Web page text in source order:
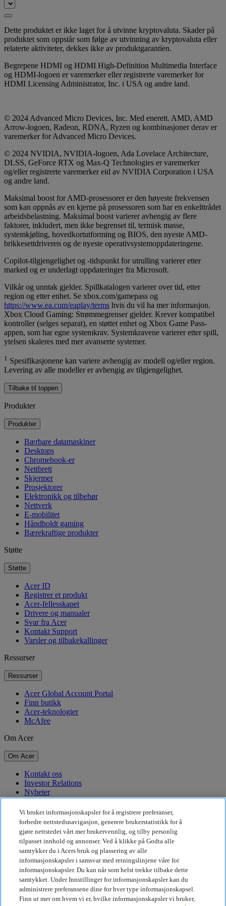
Dette produktet er ikke laget for å utvinne kryptovaluta. Skader på
produktet som oppstår som følge av utvinning av kryptovaluta eller
relaterte aktiviteter, dekkes ikke av produktgarantien.
Begrepene HDMI og HDMI High-Definition Multimedia Interface
og HDMI-logoen er varemerker eller registrerte varemerker for
HDMI Licensing Administrator, Inc. i USA og andre land.
© 2024 Advanced Micro Devices, Inc. Med enerett. AMD, AMD
Arrow-logoen, Radeon, RDNA, Ryzen og kombinasjoner derav er
varemerker for Advanced Micro Devices.
© 2024 NVIDIA, NVIDIA-logoen, Ada Lovelace Architecture,
DLSS, GeForce RTX og Max-Q Technologies er varemerker
og/eller registrerte varemerker eid av NVIDIA Corporation i USA
og andre land.
Maksimal boost for AMD-prosessorer er den høyeste frekvensen
som kan oppnås av en kjerne på prosessoren som har en enkelttrådet
arbeidsbelastning. Maksimal boost varierer avhengig av flere
faktorer, inkludert, men ikke begrenset til, termisk masse,
systemkjøling, hovedkortutforming og BIOS, den nyeste AMD-
brikkesettdriveren og de nyeste operativsystemoppdateringene.
Copilot-tilgjengelighet og -tidspunkt for utrulling varierer etter
marked og er underlagt oppdateringer fra Microsoft.
Vilkår og unntak gjelder. Spillkatalogen varierer over tid, etter
region og etter enhet. Se xbox.com/gamepass og
https://www.ea.com/eaplay/terms hvis du vil ha mer informasjon.
Xbox Cloud Gaming: Strømmegrenser gjelder. Krever kompatibel
kontroller (selges separat), en støttet enhet og Xbox Game Pass-
appen, som har egne systemkrav. Systemkravene varierer etter spill,
ytelsen skaleres med mer avanserte systemer.
1 Spesifikasjonene kan variere avhengig av modell og/eller region.
Levering av alle modeller er avhengig av tilgjengelighet.
Tilbake til toppen
Produkter
Produkter
Bærbare datamaskiner
Desktops
Chromebook-er
Nettbrett
Skjermer
Prosjektorer
Elektronikk og tilbehør
Nettverk
E-mobilitet
Håndholdt gaming
Bærekraftige produkter
Støtte
Støtte
Acer ID
Registrer et produkt
Acer-fellesskapet
Drivere og manualer
Svar fra Acer
Kontakt Support
Varsler og tilbakekallinger
Ressurser
Ressurser
Acer Global Account Portal
Finn butikk
Acer-teknologier
McAfee
Om Acer
Om Acer
Kontakt oss
Investor Relations
Nyheter
Priser
Arrangementer
Bærekraft
Bærekraft
Samfunnsansvar
Karbonavtrykket til produkter
Project Humanity
Earthion
Vi bruker informasjonskapsler for å registrere preferanser,
forbedre nettstedsnavigasjon, generere brukerstatistikk for å
gjøre nettstedet vårt mer brukervennlig, og tilby personlig
tilpasset innhold og annonser. Ved å klikke på Godta alle
samtykker du i Acers bruk og plassering av alle
informasjonskapsler i samsvar med retningslinjene våre for
informasjonskapsler. Du kan når som helst trekke tilbake dette
samtykket. Under Innstillinger for informasjonskapsler kan du
administrere preferansene dine for hver type informasjonskapsel.
Finn ut mer om hvem vi er, hvilke informasjonskapsler vi bruker,